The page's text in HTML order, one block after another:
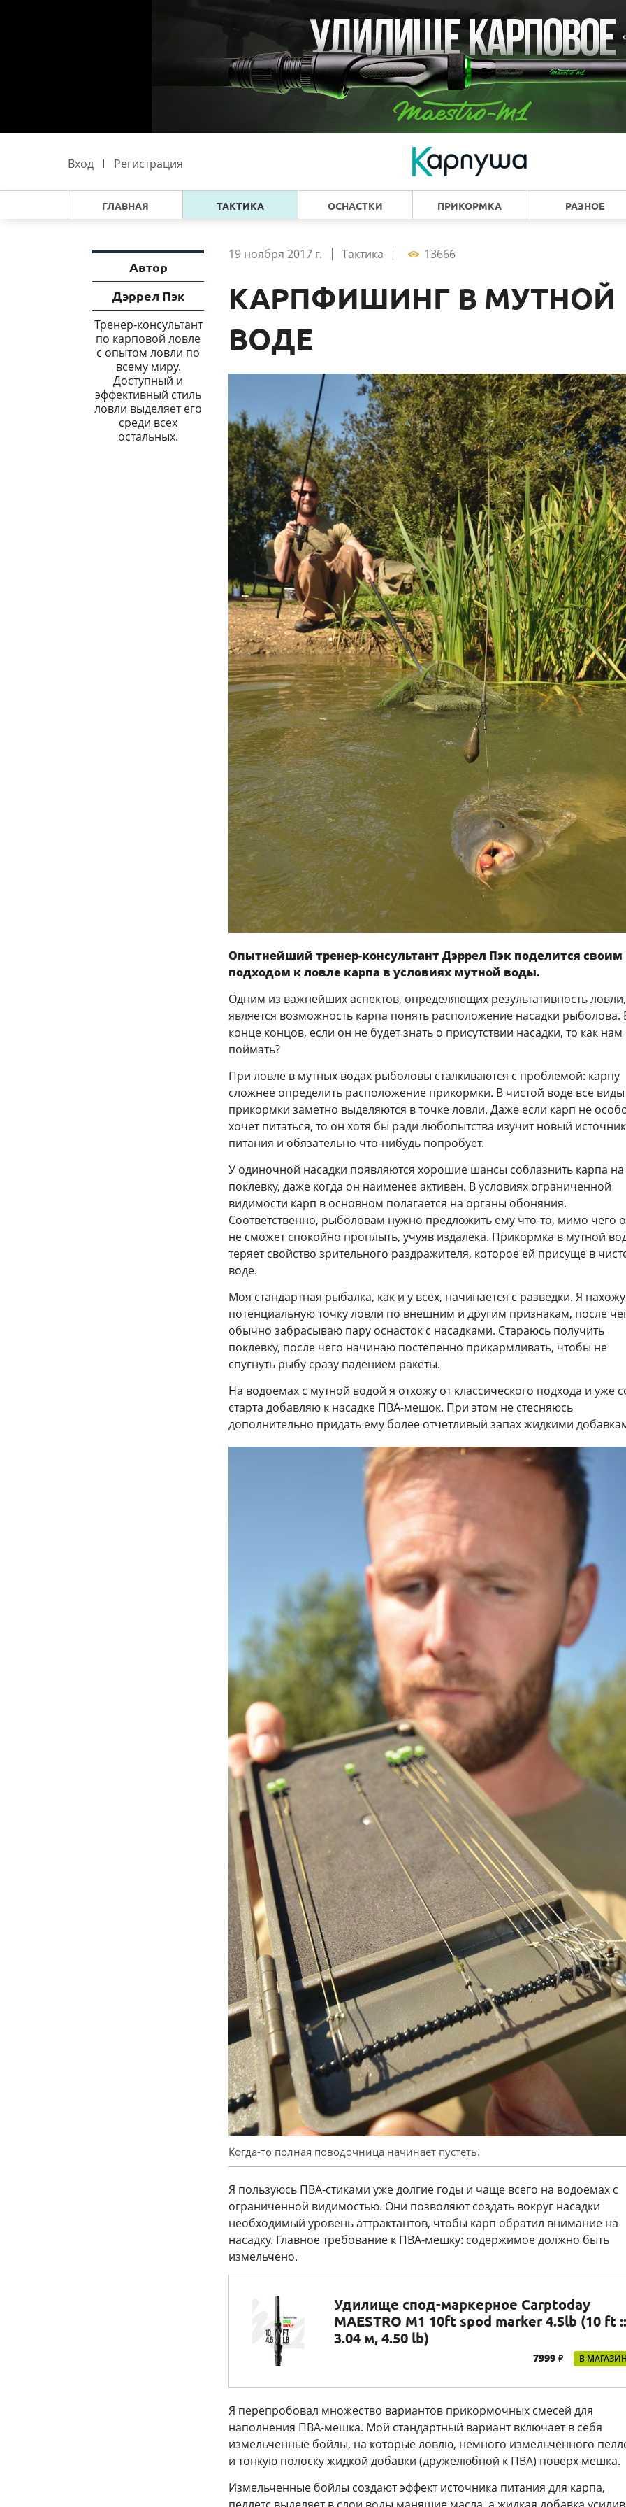
Вход Регистрация
ГЛАВНАЯ ТАКТИКА ОСНАСТКИ ПРИКОРМКА РАЗНОЕ
19 ноября 2017 г. Тактика 13666
Автор
Дэррел Пэк
Тренер-консультант
по карповой ловле
с опытом ловли по
всему миру.
Доступный и
эффективный стиль
ловли выделяет его
среди всех
остальных.
КАРПФИШИНГ В МУТНОЙ
ВОДЕ
Опытнейший тренер-консультант Дэррел Пэк поделится своим
подходом к ловле карпа в условиях мутной воды.
Одним из важнейших аспектов, определяющих результативность ловли,
является возможность карпа понять расположение насадки рыболова.
конце концов, если он не будет знать о присутствии насадки, то как нам
поймать?
При ловле в мутных водах рыболовы сталкиваются с проблемой: карпу
сложнее определить расположение прикормки. В чистой воде все виды
прикормки заметно выделяются в точке ловли. Даже если карп не
хочет питаться, то он хотя бы ради любопытства изучит новый источник
питания и обязательно что-нибудь попробует.
У одиночной насадки появляются хорошие шансы соблазнить карпа на
поклевку, даже когда он наименее активен. В условиях ограниченной
видимости карп в основном полагается на органы обоняния.
Соответственно, рыболовам нужно предложить ему что-то, мимо чего
не сможет спокойно проплыть, учуяв издалека. Прикормка в мутной
теряет свойство зрительного раздражителя, которое ей присуще в
воде.
Моя стандартная рыбалка, как и у всех, начинается с разведки. Я нахожу
потенциальную точку ловли по внешним и другим признакам, после
обычно забрасываю пару оснасток с насадками. Стараюсь получить
поклевку, после чего начинаю постепенно прикармливать, чтобы не
спугнуть рыбу сразу падением ракеты.
На водоемах с мутной водой я отхожу от классического подхода и уже
старта добавляю к насадке ПВА-мешок. При этом не стесняюсь
дополнительно придать ему более отчетливый запах жидкими
Когда-то полная поводочница начинает пустеть.
Я пользуюсь ПВА-стиками уже долгие годы и чаще всего на водоемах с
ограниченной видимостью. Они позволяют создать вокруг насадки
необходимый уровень аттрактантов, чтобы карп обратил внимание на
насадку. Главное требование к ПВА-мешку: содержимое должно быть
измельчено.
Удилище спод-маркерное Carptoday
MAESTRO M1 10ft spod marker 4.5lb (10 ft ::
3.04 м, 4.50 lb)
7999 ₽ В МАГАЗИН
Я перепробовал множество вариантов прикормочных смесей для
наполнения ПВА-мешка. Мой стандартный вариант включает в себя
измельченные бойлы, на которые ловлю, немного измельченного
и тонкую полоску жидкой добавки (дружелюбной к ПВА) поверх мешка.
Измельченные бойлы создают эффект источника питания для карпа,